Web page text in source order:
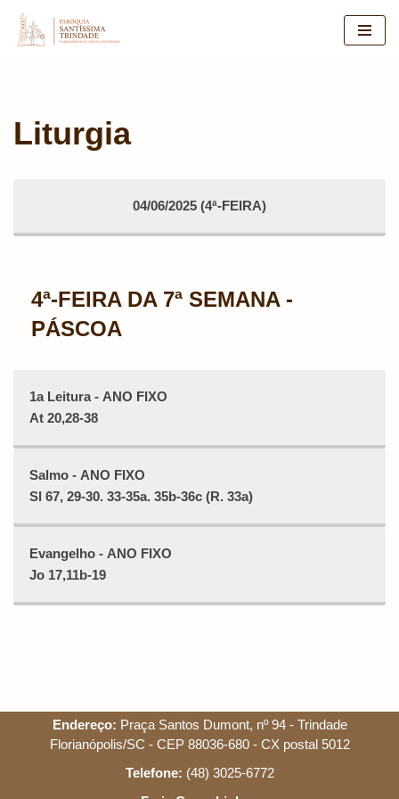
Pular
Liturgia
4ª-FEIRA DA 7ª SEMANA -
PÁSCOA
1a Leitura - ANO FIXO
At 20,28-38
Salmo - ANO FIXO
Sl 67, 29-30. 33-35a. 35b-36c (R. 33a)
Evangelho - ANO FIXO
Jo 17,11b-19
04/06/2025 (4ª-FEIRA)
Endereço: Praça Santos Dumont, nº 94 - Trindade
Florianópolis/SC - CEP 88036-680 - CX postal 5012
Telefone: (48) 3025-6772